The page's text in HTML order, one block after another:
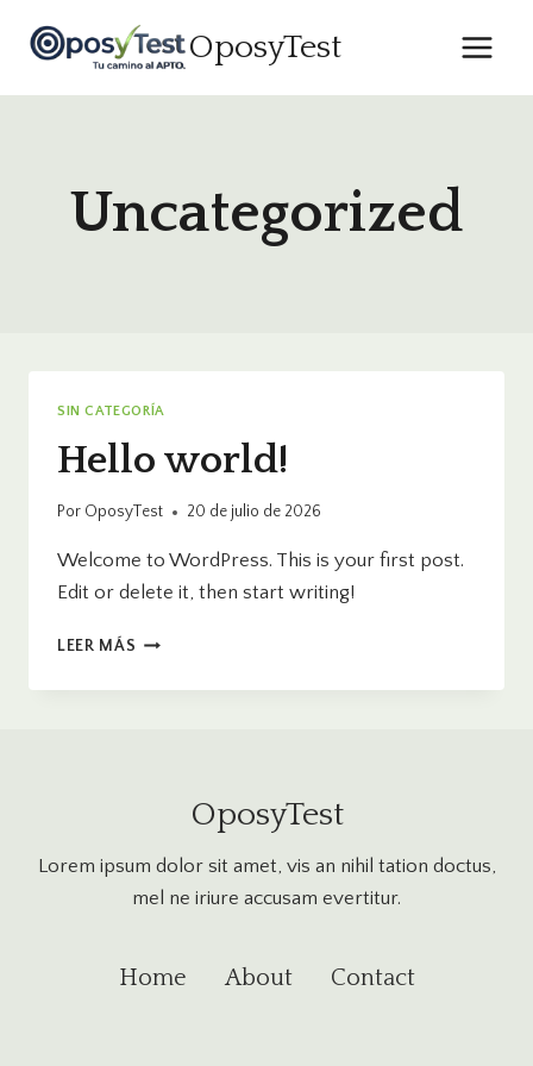
OposyTest
Uncategorized
SIN CATEGORÍA
Hello world!
Por OposyTest 20 de julio de 2026
Welcome to WordPress. This is your first post.
Edit or delete it, then start writing!
LEER MÁS HELLO
OposyTest
Lorem ipsum dolor sit amet, vis an nihil tation doctus,
mel ne iriure accusam evertitur.
Home About Contact